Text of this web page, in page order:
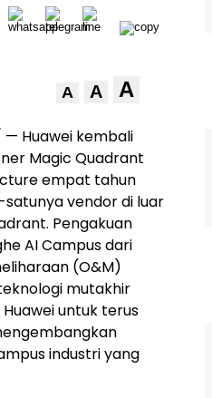
A A A
— Huawei kembali
Magic Quadrant
empat tahun
vendor di luar
Pengakuan
AI Campus dari
(O&M)
mutakhir
untuk terus
industri yang